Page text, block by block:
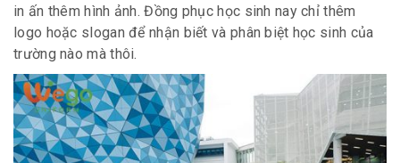
in ấn thêm hình ảnh. Đồng phục học sinh nay chỉ thêm
logo hoặc slogan để nhận biết và phân biệt học sinh của
trường nào mà thôi.